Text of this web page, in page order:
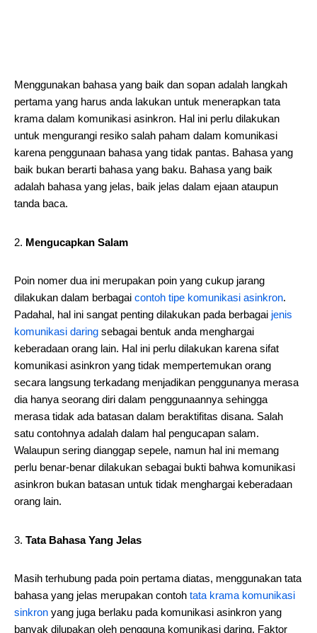
Menggunakan bahasa yang baik dan sopan adalah langkah
pertama yang harus anda lakukan untuk menerapkan tata
krama dalam komunikasi asinkron. Hal ini perlu dilakukan
untuk mengurangi resiko salah paham dalam komunikasi
karena penggunaan bahasa yang tidak pantas. Bahasa yang
baik bukan berarti bahasa yang baku. Bahasa yang baik
adalah bahasa yang jelas, baik jelas dalam ejaan ataupun
tanda baca.
Mengucapkan Salam
Poin nomer dua ini merupakan poin yang cukup jarang
dilakukan dalam berbagai contoh tipe komunikasi asinkron.
Padahal, hal ini sangat penting dilakukan pada berbagai jenis
komunikasi daring sebagai bentuk anda menghargai
keberadaan orang lain. Hal ini perlu dilakukan karena sifat
komunikasi asinkron yang tidak mempertemukan orang
secara langsung terkadang menjadikan penggunanya merasa
dia hanya seorang diri dalam penggunaannya sehingga
merasa tidak ada batasan dalam beraktifitas disana. Salah
satu contohnya adalah dalam hal pengucapan salam.
Walaupun sering dianggap sepele, namun hal ini memang
perlu benar-benar dilakukan sebagai bukti bahwa komunikasi
asinkron bukan batasan untuk tidak menghargai keberadaan
orang lain.
Tata Bahasa Yang Jelas
Masih terhubung pada poin pertama diatas, menggunakan tata
bahasa yang jelas merupakan contoh tata krama komunikasi
sinkron yang juga berlaku pada komunikasi asinkron yang
banyak dilupakan oleh pengguna komunikasi daring. Faktor